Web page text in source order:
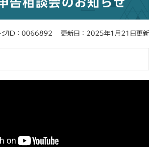
告相談会のお知らせ
ジID：0066892 更新日：2025年1月21日更新